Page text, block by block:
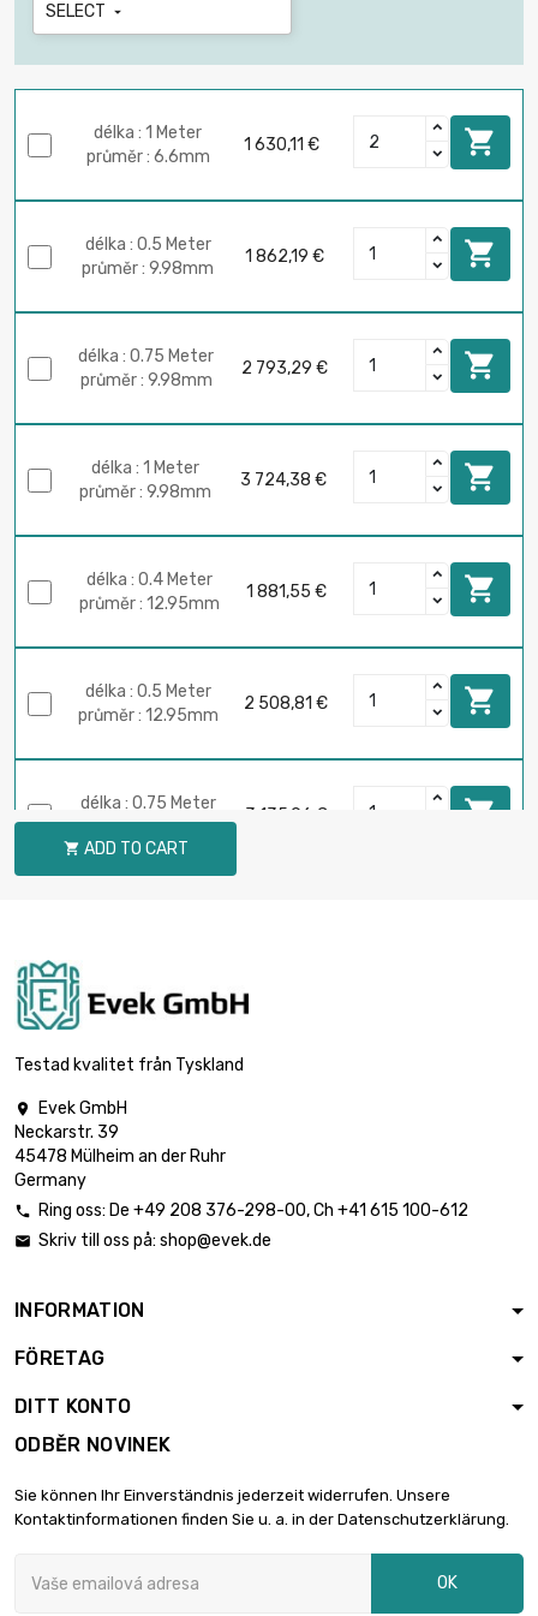
SELECT 
délka : 1 Meter
průměr : 6.6mm
1 630,11 € 
délka : 0.5 Meter
průměr : 9.98mm
1 862,19 € 
délka : 0.75 Meter
průměr : 9.98mm
2 793,29 € 
délka : 1 Meter
průměr : 9.98mm
3 724,38 € 
délka : 0.4 Meter
průměr : 12.95mm
1 881,55 € 
délka : 0.5 Meter
průměr : 12.95mm
2 508,81 € 
délka : 0.75 Meter
průměr : 12.95mm
3 135,96 € 
délka : 0.05 Meter
průměr : 38.35mm
délka : 0.05 Meter
délka : 0.02 Meter
průměr : 63.5mm
3 014,23 €
 ADD TO CART
Testad kvalitet från Tyskland

Evek GmbH
Neckarstr. 39
45478 Mülheim an der Ruhr
Germany
 Ring oss: De +49 208 376-298-00, Ch +41 615 100-612
 Skriv till oss på: shop@evek.de
INFORMATION
FÖRETAG
DITT KONTO
ODBĚR NOVINEK
Sie können Ihr Einverständnis jederzeit widerrufen. Unsere
Kontaktinformationen finden Sie u. a. in der Datenschutzerklärung.
OK